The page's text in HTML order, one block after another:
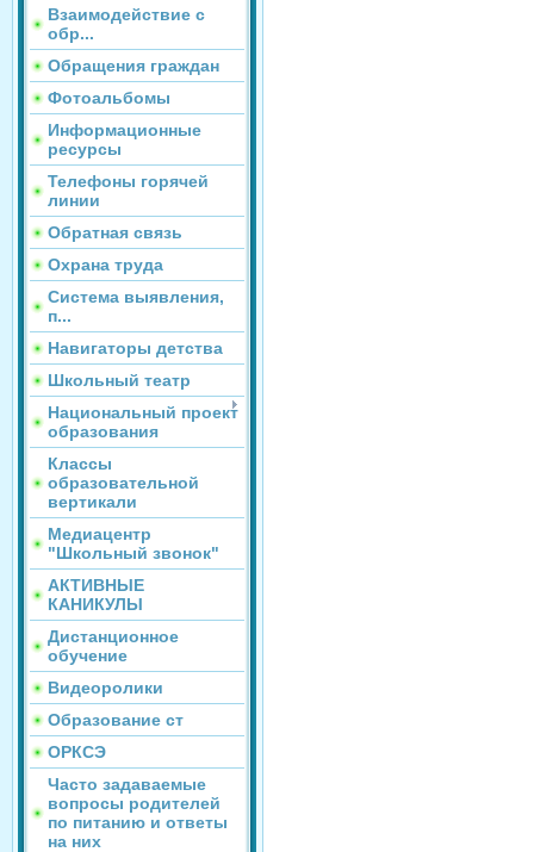
Взаимодействие с
обр...
Обращения граждан
Фотоальбомы
Информационные
ресурсы
Телефоны горячей
линии
Обратная связь
Охрана труда
Система выявления,
п...
Навигаторы детства
Школьный театр
Национальный проект
образования
Классы
образовательной
вертикали
Медиацентр
"Школьный звонок"
АКТИВНЫЕ
КАНИКУЛЫ
Дистанционное
обучение
Видеоролики
Образование ст
ОРКСЭ
Часто задаваемые
вопросы родителей
по питанию и ответы
на них